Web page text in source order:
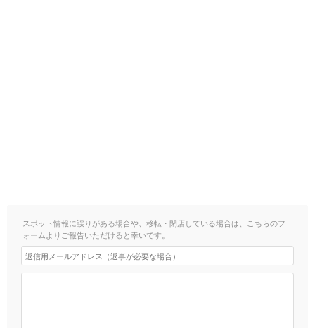
スポット情報に誤りがある場合や、移転・閉店している場合は、こちらのフ
ォームよりご報告いただけると幸いです。